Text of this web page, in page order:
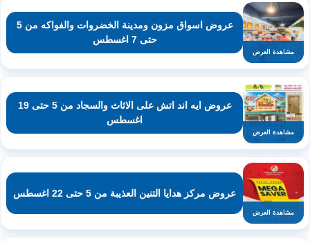
مشاهدة العرض
عروض اسواق مزون ومدينة الخضروات والفواكه من 5
حتى 7 اغسطس
مشاهدة العرض
عروض ايه اند اتش على الاثاث والسجاد من 5 حتى 19
اغسطس
مشاهدة العرض
عروض مركز هدايا التنين العذيبة من 5 حتى 22 اغسطس